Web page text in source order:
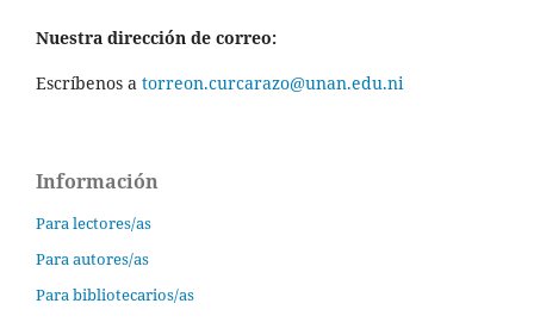
Nuestra dirección de correo:
Escríbenos a torreon.curcarazo@unan.edu.ni
Información
Para lectores/as
Para autores/as
Para bibliotecarios/as